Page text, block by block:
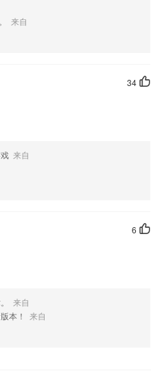
评论，说出您的使用经历，以帮助
来自
34
来自
6
来自
本！
来自